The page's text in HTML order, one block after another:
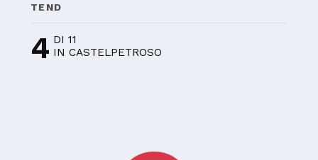
TEND
4 DI 11
IN CASTELPETROSO